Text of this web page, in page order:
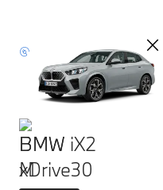
BMW iX2
xDrive30